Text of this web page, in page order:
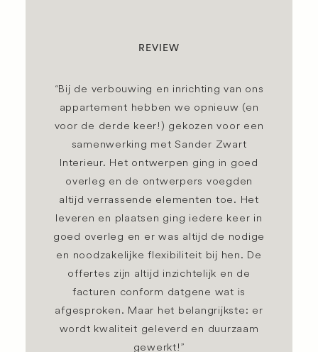
REVIEW
“Bij de verbouwing en inrichting van ons
appartement hebben we opnieuw (en
voor de derde keer!) gekozen voor een
samenwerking met Sander Zwart
Interieur. Het ontwerpen ging in goed
overleg en de ontwerpers voegden
altijd verrassende elementen toe. Het
leveren en plaatsen ging iedere keer in
goed overleg en er was altijd de nodige
en noodzakelijke flexibiliteit bij hen. De
offertes zijn altijd inzichtelijk en de
facturen conform datgene wat is
afgesproken. Maar het belangrijkste: er
wordt kwaliteit geleverd en duurzaam
gewerkt!”